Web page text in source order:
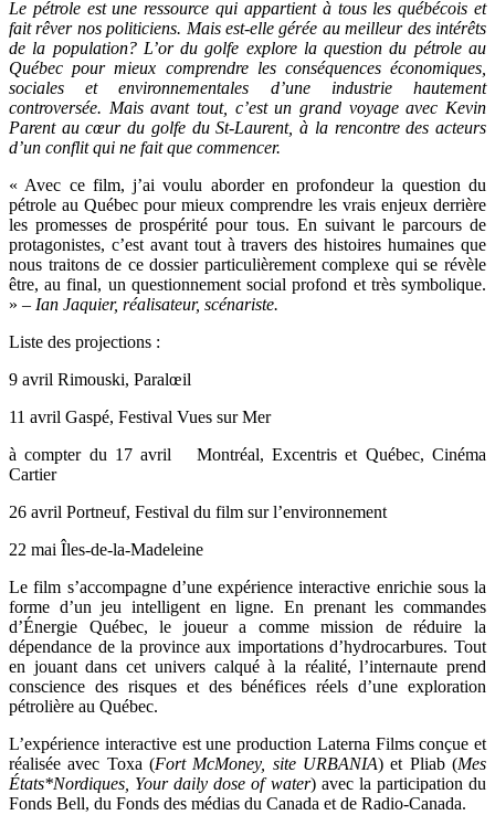
Le pétrole est une ressource qui appartient à tous les québécois et
fait rêver nos politiciens. Mais est-elle gérée au meilleur des intérêts
de la population? L’or du golfe explore la question du pétrole au
Québec pour mieux comprendre les conséquences économiques,
sociales et environnementales d’une industrie hautement
controversée. Mais avant tout, c’est un grand voyage avec Kevin
Parent au cœur du golfe du St-Laurent, à la rencontre des acteurs
d’un conflit qui ne fait que commencer.
« Avec ce film, j’ai voulu aborder en profondeur la question du
pétrole au Québec pour mieux comprendre les vrais enjeux derrière
les promesses de prospérité pour tous. En suivant le parcours de
protagonistes, c’est avant tout à travers des histoires humaines que
nous traitons de ce dossier particulièrement complexe qui se révèle
être, au final, un questionnement social profond et très symbolique.
» – Ian Jaquier, réalisateur, scénariste.
Liste des projections :
9 avril Rimouski, Paralœil
11 avril Gaspé, Festival Vues sur Mer
à compter du 17 avril Montréal, Excentris et Québec, Cinéma
Cartier
26 avril Portneuf, Festival du film sur l’environnement
22 mai Îles-de-la-Madeleine
Le film s’accompagne d’une expérience interactive enrichie sous la
forme d’un jeu intelligent en ligne. En prenant les commandes
d’Énergie Québec, le joueur a comme mission de réduire la
dépendance de la province aux importations d’hydrocarbures. Tout
en jouant dans cet univers calqué à la réalité, l’internaute prend
conscience des risques et des bénéfices réels d’une exploration
pétrolière au Québec.
L’expérience interactive est une production Laterna Films conçue et
réalisée avec Toxa (Fort McMoney, site URBANIA) et Pliab (Mes
États*Nordiques, Your daily dose of water) avec la participation du
Fonds Bell, du Fonds des médias du Canada et de Radio-Canada.